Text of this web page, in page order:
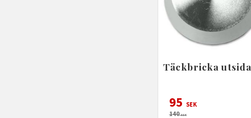
Täckbricka utsida
95 SEK
140SEK